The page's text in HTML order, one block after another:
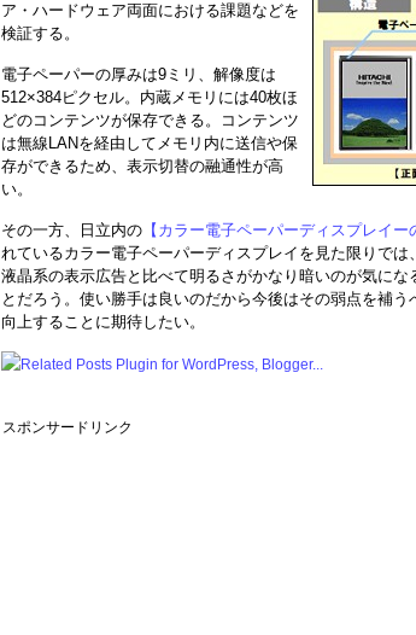
ア・ハードウェア両面における課題などを
検証する。
電子ペーパーの厚みは9ミリ、解像度は
512×384ピクセル。内蔵メモリには40枚ほ
どのコンテンツが保存できる。コンテンツ
は無線LANを経由してメモリ内に送信や保
存ができるため、表示切替の融通性が高
い。
その一方、日立内の 【カラー電子ペーパーディスプレイー
れているカラー電子ペーパーディスプレイを見た限りで
液晶系の表示広告と比べて明るさがかなり暗いのが気にな
とだろう。使い勝手は良いのだから今後はその弱点を補
向上することに期待したい。
スポンサードリンク